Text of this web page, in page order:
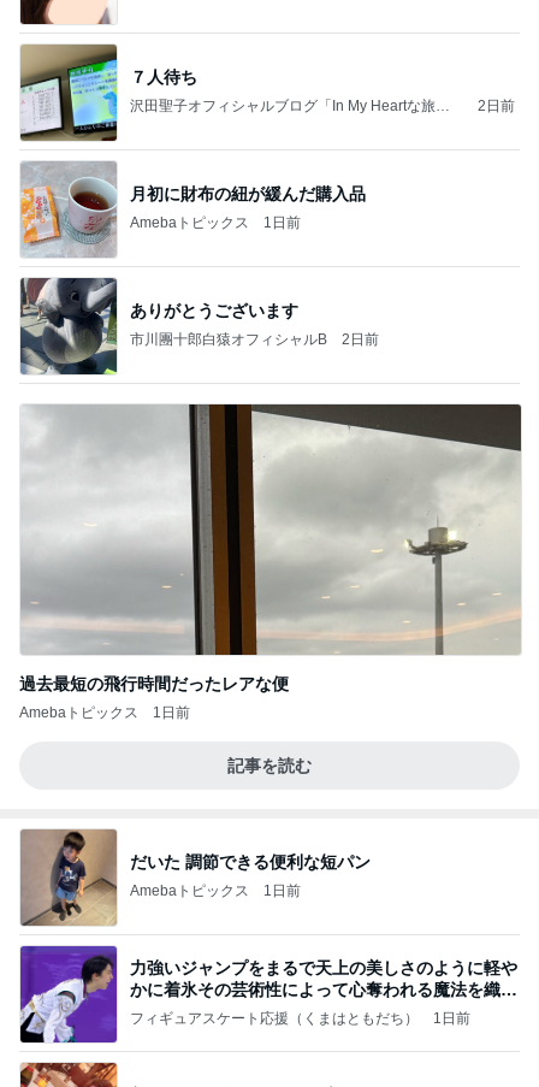
７人待ち
沢田聖子オフィシャルブログ「In My Heartな旅日
2日前
月初に財布の紐が緩んだ購入品
Amebaトピックス 1日前
ありがとうございます
市川團十郎白猿オフィシャルB 2日前
過去最短の飛行時間だったレアな便
Amebaトピックス 1日前
記事を読む
だいた 調節できる便利な短パン
Amebaトピックス 1日前
力強いジャンプをまるで天上の美しさのように軽や
かに着氷その芸術性によって心奪われる魔法を織り
なす
フィギュアスケート応援（くまはともだち） 1日前